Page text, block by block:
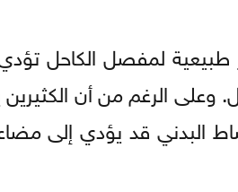
لمفصل الكاحل
الرغم من أن الكثيرين
البدني قد يؤدي إلى